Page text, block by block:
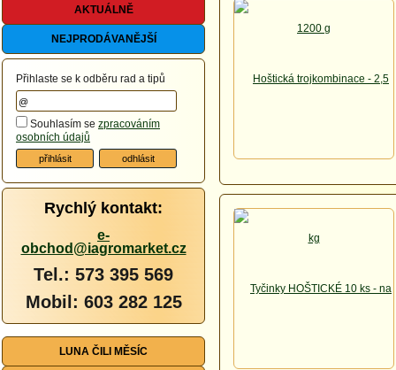
AKTUÁLNĚ
NEJPRODÁVANĚJŠÍ
Přihlaste se k odběru rad a tipů
Souhlasím se zpracováním
osobních údajů
Rychlý kontakt:
e-
obchod@iagromarket.cz
Tel.: 573 395 569
Mobil: 603 282 125
LUNA ČILI MĚSÍC